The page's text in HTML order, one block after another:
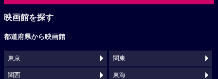
映画館を探す
都道府県から映画館
東京 関東
関西 東海